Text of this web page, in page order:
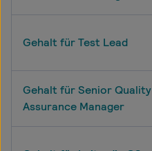
Gehalt für Test Lead
Gehalt für Senior Quality
Assurance Manager